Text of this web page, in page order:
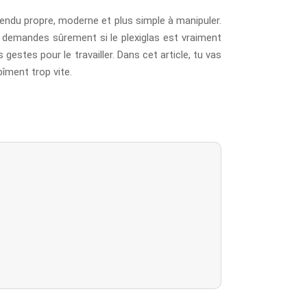
propre, moderne et plus simple à manipuler.
sûrement si le plexiglas est vraiment
pour le travailler. Dans cet article, tu vas
trop vite.